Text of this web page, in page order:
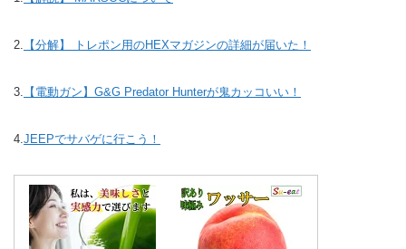
2. 【分解】 トレポン用のHEXマガジンの詳細が届いた！
3. 【電動ガン】G&G Predator Hunterが鬼カッコいい！
4.JEEPでサバゲに行こう！